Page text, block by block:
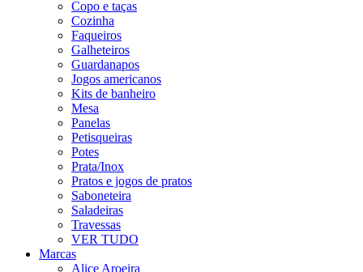
Copo e taças
Cozinha
Faqueiros
Galheteiros
Guardanapos
Jogos americanos
Kits de banheiro
Mesa
Panelas
Petisqueiras
Potes
Prata/Inox
Pratos e jogos de pratos
Saboneteira
Saladeiras
Travessas
VER TUDO
Marcas
Alice Aroeira